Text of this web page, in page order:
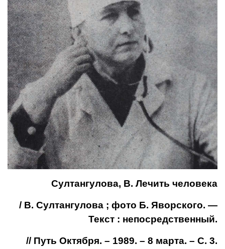
Султангулова, В. Лечить человека
/ В. Султангулова ; фото Б. Яворского. —
Текст : непосредственный.
// Путь Октября. – 1989. – 8 марта. – С. 3.